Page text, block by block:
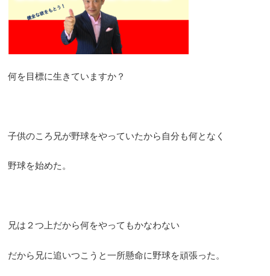
何を目標に生きていますか？
子供のころ兄が野球をやっていたから自分も何となく
野球を始めた。
兄は２つ上だから何をやってもかなわない
だから兄に追いつこうと一所懸命に野球を頑張った。